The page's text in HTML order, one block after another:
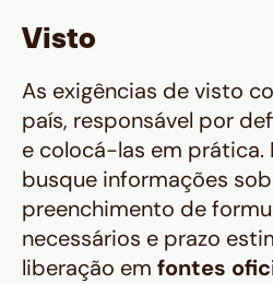
Visto
As exigências de visto
país, responsável por
e colocá-las em prática.
busque informações
preenchimento de
necessários e prazo
liberação em fontes